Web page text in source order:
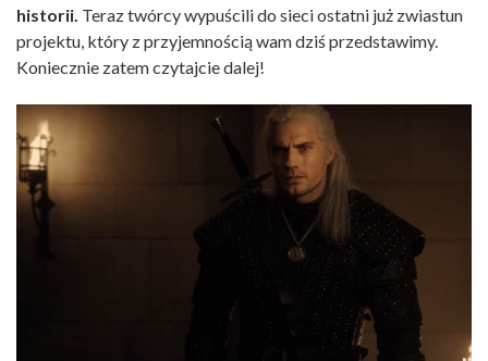
historii. Teraz twórcy wypuścili do sieci ostatni już zwiastun
projektu, który z przyjemnością wam dziś przedstawimy.
Koniecznie zatem czytajcie dalej!